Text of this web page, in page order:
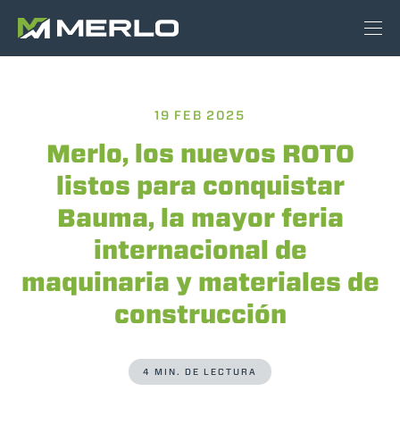
19 FEB 2025
Merlo, los nuevos ROTO
listos para conquistar
Bauma, la mayor feria
internacional de
maquinaria y materiales de
construcción
4 MIN. DE LECTURA